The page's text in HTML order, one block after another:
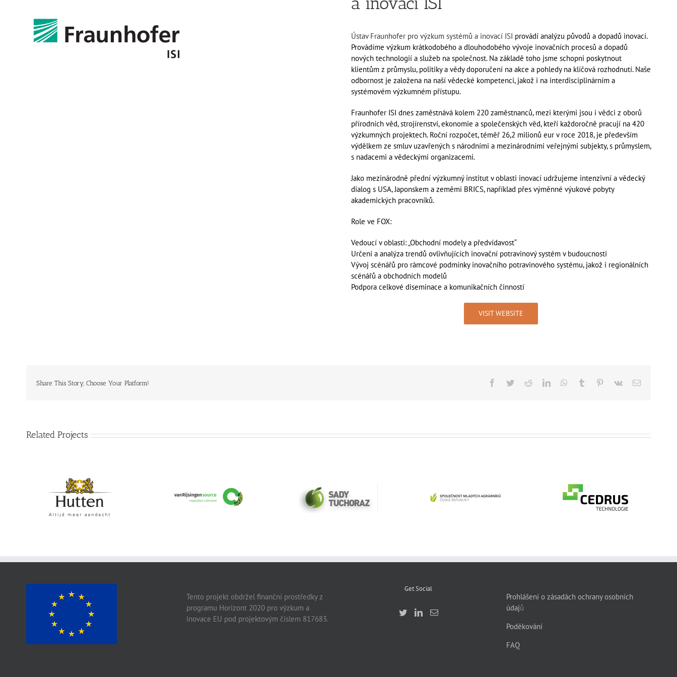
Ústav Fraunhofer pro výzkum systémů a inovací ISI provádí analýzu původů a dopadů inovací.
Provádíme výzkum krátkodobého a dlouhodobého vývoje inovačních procesů a dopadů
nových technologií a služeb na společnost. Na základě toho jsme schopni poskytnout
klientům z průmyslu, politiky a vědy doporučení na akce a pohledy na klíčová rozhodnutí. Naše
odbornost je založena na naší vědecké kompetenci, jakož i na interdisciplinárním a
systémovém výzkumném přístupu.
Fraunhofer ISI dnes zaměstnává kolem 220 zaměstnanců, mezi kterými jsou i vědci z oborů
přírodních věd, strojírenství, ekonomie a společenských věd, kteří každoročně pracují na 420
výzkumných projektech. Roční rozpočet, téměř 26,2 milionů eur v roce 2018, je především
výdělkem ze smluv uzavřených s národními a mezinárodními veřejnými subjekty, s průmyslem,
s nadacemi a vědeckými organizacemi.
Jako mezinárodně přední výzkumný institut v oblasti inovací udržujeme intenzivní a vědecký
dialog s USA, Japonskem a zeměmi BRICS, například přes výměnné výukové pobyty
akademických pracovníků.
Role ve FOX:
Vedoucí v oblasti: „Obchodní modely a předvídavost“
Určení a analýza trendů ovlivňujících inovační potravinový systém v budoucnosti
Vývoj scénářů pro rámcové podmínky inovačního potravinového systému, jakož i regionálních
scénářů a obchodních modelů
Podpora celkové diseminace a komunikačních činností
VISIT WEBSITE
Share This Story, Choose Your Platform! Facebook
TwitterRedditLinkedInWhatsApp
Tumblr Pinterest
Vk Email
Related Projects
Hutten vanRijsingeningredients
Sady Tuchoraz Spol
Společnost mladých
CEDRUS Spółka z
ograniczoną
odpowiedzialnością
Tento projekt obdržel finanční prostředky z
programu Horizont 2020 pro výzkum a
inovace EU pod projektovým číslem 817683.
Get Social
Prohlášení o zásadách ochrany osobních
údajů
Poděkování
FAQ